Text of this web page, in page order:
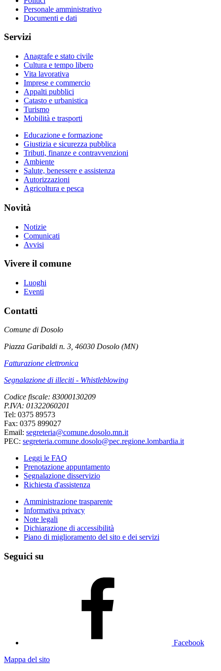
Personale amministrativo
Documenti e dati
Servizi
Anagrafe e stato civile
Cultura e tempo libero
Vita lavorativa
Imprese e commercio
Appalti pubblici
Catasto e urbanistica
Turismo
Mobilità e trasporti
Educazione e formazione
Giustizia e sicurezza pubblica
Tributi, finanze e contravvenzioni
Ambiente
Salute, benessere e assistenza
Autorizzazioni
Agricoltura e pesca
Novità
Notizie
Comunicati
Avvisi
Vivere il comune
Luoghi
Eventi
Contatti
Comune di Dosolo
Piazza Garibaldi n. 3, 46030 Dosolo (MN)
Fatturazione elettronica
Segnalazione di illeciti - Whistleblowing
Codice fiscale: 83000130209
P.IVA: 01322060201
Tel: 0375 89573
Fax: 0375 899027
Email: segreteria@comune.dosolo.mn.it
PEC: segreteria.comune.dosolo@pec.regione.lombardia.it
Leggi le FAQ
Prenotazione appuntamento
Segnalazione disservizio
Richiesta d'assistenza
Amministrazione trasparente
Informativa privacy
Note legali
Dichiarazione di accessibilità
Piano di miglioramento del sito e dei servizi
Seguici su
Facebook
Mappa del sito